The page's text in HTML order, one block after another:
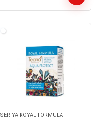
SERIYA-ROYAL-FORMULA